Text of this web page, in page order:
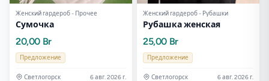
Женский гардероб - Прочее
Сумочка
20,00 Br
Предложение
Светлогорск 6 авг. 2026 г.
Женский гардероб - Рубашки
Рубашка женская
25,00 Br
Предложение
Светлогорск 6 авг. 2026 г.